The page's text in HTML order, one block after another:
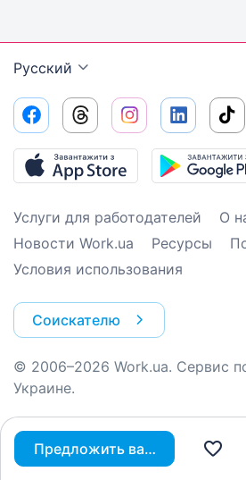
Предложить вакансию
Русский
Услуги для работодателей О
Новости Work.ua
Ресурсы
Условия использования
Соискателю
© 2006–2026 Work.ua. Сервис
Украине.